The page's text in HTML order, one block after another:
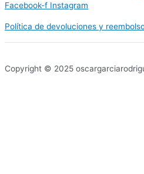
Facebook-f Instagram
Política de devoluciones y
Copyright © 2025